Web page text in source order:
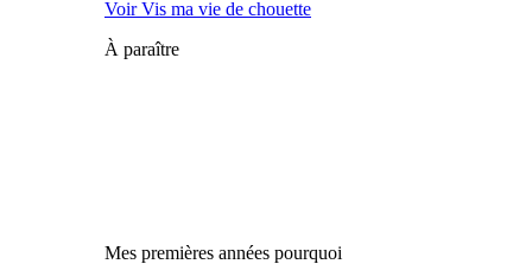
Voir Vis ma vie de chouette
À paraître
Mes premières années pourquoi